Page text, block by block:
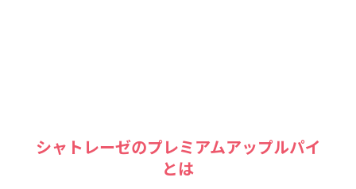
シャトレーゼのプレミアムアップルパイ
とは